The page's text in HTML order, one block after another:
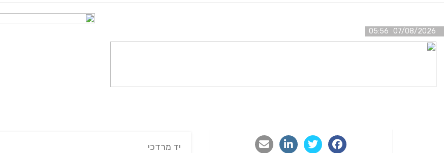
07/08/2026 05:56
יד מרדכי